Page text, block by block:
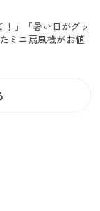
！」「暑い日がグッ
ミニ扇風機がお値